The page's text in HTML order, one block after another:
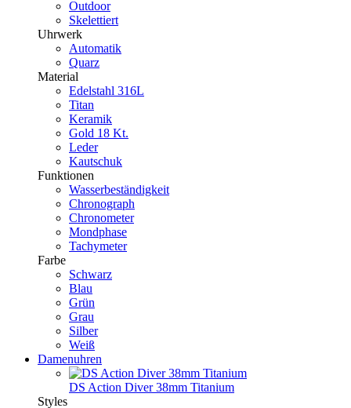
Outdoor
Skelettiert
Uhrwerk
Automatik
Quarz
Material
Edelstahl 316L
Titan
Keramik
Gold 18 Kt.
Leder
Kautschuk
Funktionen
Wasserbeständigkeit
Chronograph
Chronometer
Mondphase
Tachymeter
Farbe
Schwarz
Blau
Grün
Grau
Silber
Weiß
Damenuhren
DS Action Diver 38mm Titanium
Styles